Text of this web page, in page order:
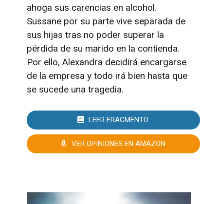
ahoga sus carencias en alcohol.
Sussane por su parte vive separada de
sus hijas tras no poder superar la
pérdida de su marido en la contienda.
Por ello, Alexandra decidirá encargarse
de la empresa y todo irá bien hasta que
se sucede una tragedia.
LEER FRAGMENTO
VER OPINIONES EN AMAZON